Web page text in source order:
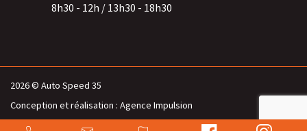
8h30 - 12h / 13h30 - 18h30
2026 © Auto Speed 35
Conception et réalisation : Agence Impulsion